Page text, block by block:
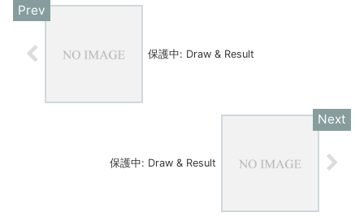
保護中: Draw & Result
保護中: Draw & Result